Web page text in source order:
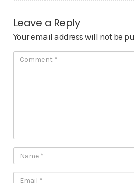
Leave a Reply
Your email address will not be